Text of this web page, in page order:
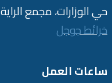
حي الوزارات، مجمع الراية
خرائط جوجل
ساعات العمل